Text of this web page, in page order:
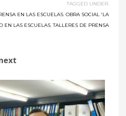
TAGGED UNDER:
EN LAS ESCUELAS, OBRA SOCIAL 'LA
EN LAS ESCUELAS,TALLERES DE PRENSA